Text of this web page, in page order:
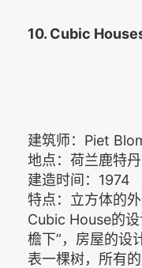
10. Cubic
建筑师：Piet
地点：荷兰鹿特
建造时间：1974
特点：立方体的
Cubic House的
檐下”，房屋的设
表一棵树，所有